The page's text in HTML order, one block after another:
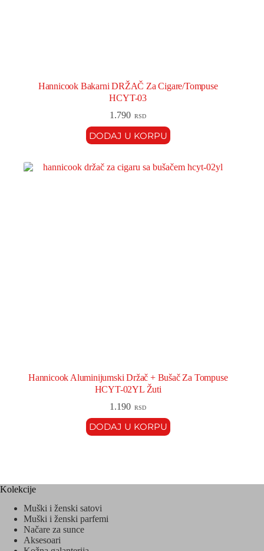
Hannicook Bakarni DRŽAČ Za Cigare/Tompuse
HCYT-03
1.790 RSD
DODAJ U KORPU
Hannicook Aluminijumski Držač + Bušač Za Tompuse
HCYT-02YL Žuti
1.190 RSD
DODAJ U KORPU
Kolekcije
Muški i ženski satovi
Muški i ženski parfemi
Načare za sunce
Aksesoari